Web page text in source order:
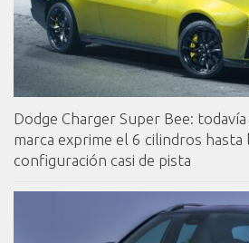
Dodge Charger Super Bee:
marca exprime el 6 cilindros hasta
configuración casi de pista